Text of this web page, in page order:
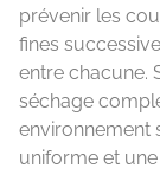
prévenir les
fines
entre chacune.
séchage
environnement
uniforme et